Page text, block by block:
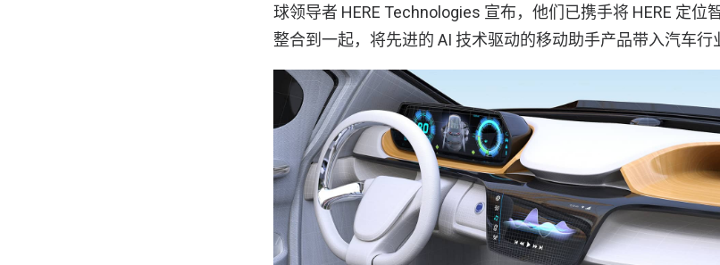
球领导者 HERE Technologies 宣布，他们已携手将 HERE 定位
整合到一起，将先进的 AI 技术驱动的移动助手产品带入汽车行